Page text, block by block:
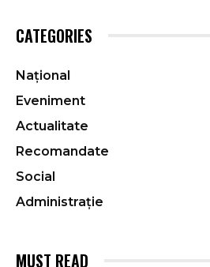
CATEGORIES
Național
Eveniment
Actualitate
Recomandate
Social
Administrație
MUST READ